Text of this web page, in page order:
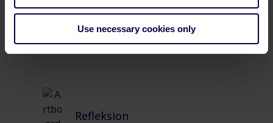
Use necessary cookies only
Læringsforløbet er opbygget på en måde, der øger
engagementet og vidensfastholdelsen for at opnå
størst effekt.
Refleksion